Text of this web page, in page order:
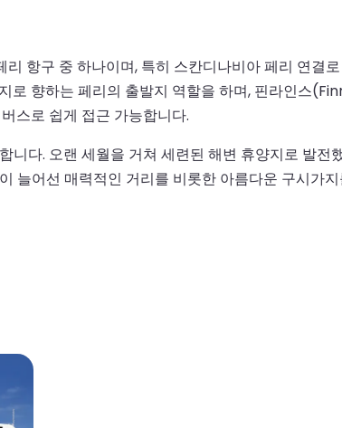
항구 중 하나이며, 특히 스칸디나비아 페리 연
로 향하는 페리의 출발지 역할을 하며, 핀라인스
스로 쉽게 접근 가능합니다.
다. 오랜 세월을 거쳐 세련된 해변 휴양지로 발
늘어선 매력적인 거리를 비롯한 아름다운 구시가